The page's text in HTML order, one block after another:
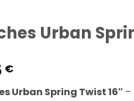
Urban
€
Urban Spring Twist 16″ –